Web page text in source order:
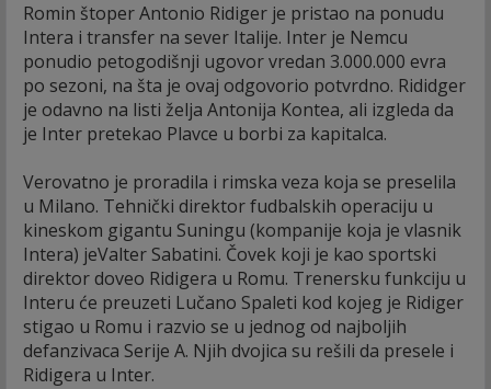
Romin štoper Antonio Ridiger je pristao na ponudu
Intera i transfer na sever Italije. Inter je Nemcu
ponudio petogodišnji ugovor vredan 3.000.000 evra
po sezoni, na šta je ovaj odgovorio potvrdno. Rididger
je odavno na listi želja Antonija Kontea, ali izgleda da
je Inter pretekao Plavce u borbi za kapitalca.
Verovatno je proradila i rimska veza koja se preselila
u Milano. Tehnički direktor fudbalskih operaciju u
kineskom gigantu Suningu (kompanije koja je vlasnik
Intera) jeValter Sabatini. Čovek koji je kao sportski
direktor doveo Ridigera u Romu. Trenersku funkciju u
Interu će preuzeti Lučano Spaleti kod kojeg je Ridiger
stigao u Romu i razvio se u jednog od najboljih
defanzivaca Serije A. Njih dvojica su rešili da presele i
Ridigera u Inter.